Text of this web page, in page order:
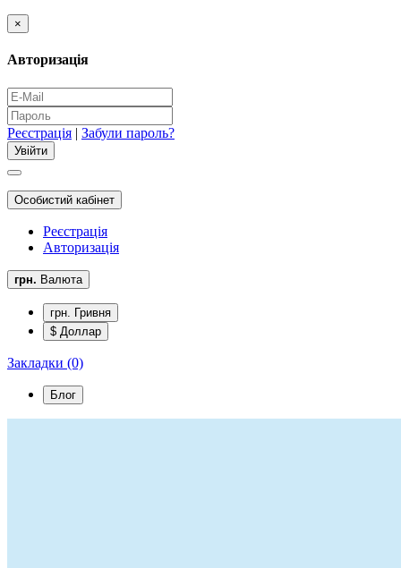
×
Авторизація
Реєстрація | Забули пароль?
Особистий кабінет
Реєстрація
Авторизація
грн. Валюта
грн. Гривня
$ Доллар
Закладки (0)
Блог